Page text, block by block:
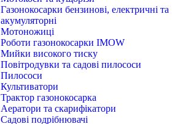
Газонокосарки бензинові, електричні та
акумуляторні
Мотоножиці
Роботи газонокосарки IMOW
Мийки високого тиску
Повітродувки та садові пилососи
Пилососи
Культиватори
Трактор газонокосарка
Аератори та скарифікатори
Садові подрібнювачі